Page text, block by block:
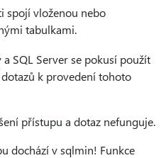
spojí vloženou nebo
tabulkami.
SQL Server se pokusí použít
k provedení tohoto
přístupu a dotaz nefunguje.
dochází v sqlmin! Funkce